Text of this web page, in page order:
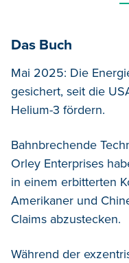
Das Buch
Mai 2025: Die
gesichert, seit die
Helium-3 fördern.
Bahnbrechende
Orley Enterprises
in einem erbitterten
Amerikaner und
Claims abzustecken.
Während der